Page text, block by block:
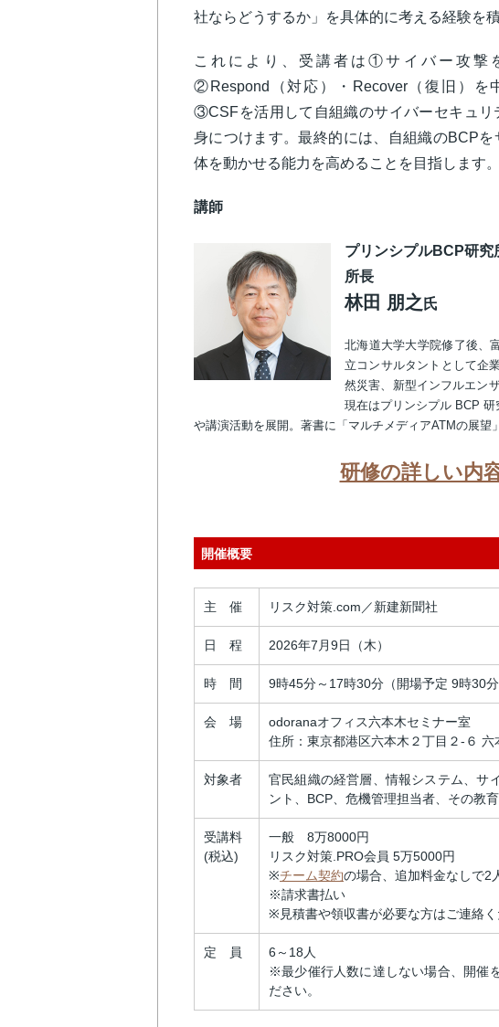
社ならどうするか」を具体的に考える経験を積
これにより、受講者は①サイバー攻撃
②Respond（対応）・Recover（復旧）を
③CSFを活用して自組織のサイバーセキュリ
身につけます。最終的には、自組織のBCP
体を動かせる能力を高めることを目指します。
講師
プリンシプルBCP研究
所長
林田 朋之 氏
北海道大学大学院修了後、
立コンサルタントとして企
然災害、新型インフルエン
現在はプリンシプル BCP
や講演活動を展開。著書に「マルチメディアATMの展望
研修の詳しい内
開催概要
主 催 リスク対策.com／新建新聞社
日 程 2026年7月9日（木）
時 間 9時45分～17時30分（開場予定 9時30分
会 場
odoranaオフィス六本木セミナー室
住所：東京都港区六本木２丁目２-６
対象者
官民組織の経営層、情報システム、サ
ント、BCP、危機管理担当者、その教
受講料
(税込)
一般 8万8000円
リスク対策.PRO会員 5万5000円
※チーム契約の場合、追加料金なしで2
※請求書払い
※見積書や領収書が必要な方はご連絡く
定 員
6～18人
※最少催行人数に達しない場合、開催
ださい。